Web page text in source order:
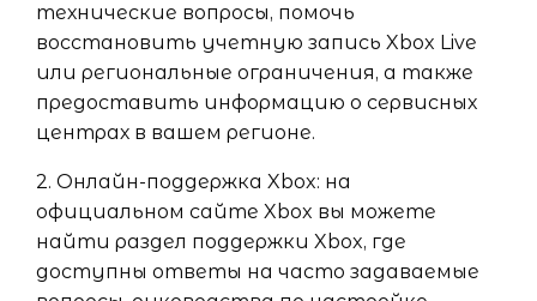
технические вопросы, помочь
восстановить учетную запись Xbox Live
или региональные ограничения, а также
предоставить информацию о сервисных
центрах в вашем регионе.
2. Онлайн-поддержка Xbox: на
официальном сайте Xbox вы можете
найти раздел поддержки Xbox, где
доступны ответы на часто задаваемые